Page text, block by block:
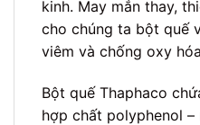
kinh. May mắn thay,
cho chúng ta bột quế
viêm và chống oxy
Bột quế Thaphaco
hợp chất polyphenol